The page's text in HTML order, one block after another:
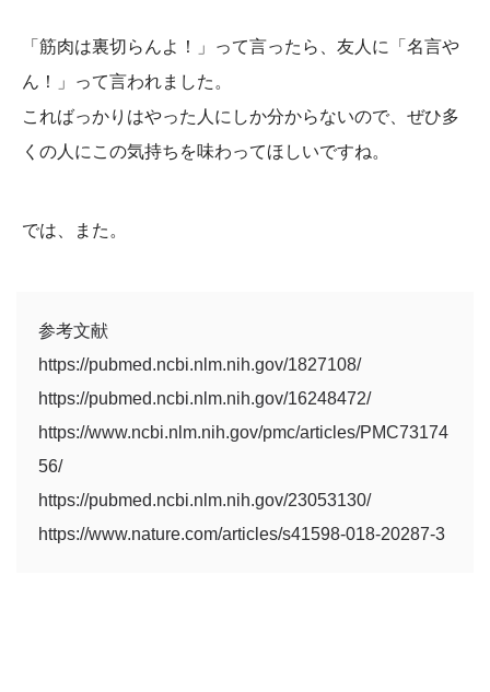
「筋肉は裏切らんよ！」って言ったら、友人に「名言や
ん！」って言われました。
こればっかりはやった人にしか分からないので、ぜひ多
くの人にこの気持ちを味わってほしいですね。
では、また。
参考文献
https://pubmed.ncbi.nlm.nih.gov/1827108/
https://pubmed.ncbi.nlm.nih.gov/16248472/
https://www.ncbi.nlm.nih.gov/pmc/articles/PMC73174
56/
https://pubmed.ncbi.nlm.nih.gov/23053130/
https://www.nature.com/articles/s41598-018-20287-3